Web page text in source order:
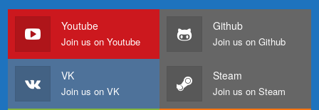
Youtube
Join us on Youtube
Github
Join us on Github
VK
Join us on VK
Steam
Join us on Steam